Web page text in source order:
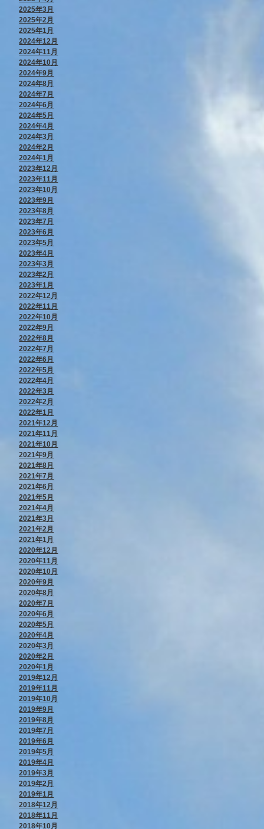
2025年3月
2025年2月
2025年1月
2024年12月
2024年11月
2024年10月
2024年9月
2024年8月
2024年7月
2024年6月
2024年5月
2024年4月
2024年3月
2024年2月
2024年1月
2023年12月
2023年11月
2023年10月
2023年9月
2023年8月
2023年7月
2023年6月
2023年5月
2023年4月
2023年3月
2023年2月
2023年1月
2022年12月
2022年11月
2022年10月
2022年9月
2022年8月
2022年7月
2022年6月
2022年5月
2022年4月
2022年3月
2022年2月
2022年1月
2021年12月
2021年11月
2021年10月
2021年9月
2021年8月
2021年7月
2021年6月
2021年5月
2021年4月
2021年3月
2021年2月
2021年1月
2020年12月
2020年11月
2020年10月
2020年9月
2020年8月
2020年7月
2020年6月
2020年5月
2020年4月
2020年3月
2020年2月
2020年1月
2019年12月
2019年11月
2019年10月
2019年9月
2019年8月
2019年7月
2019年6月
2019年5月
2019年4月
2019年3月
2019年2月
2019年1月
2018年12月
2018年11月
2018年10月